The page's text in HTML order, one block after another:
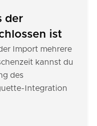
der
ist
Import mehrere
kannst du
des
Integration